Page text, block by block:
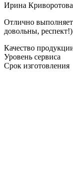
Ирина Криворотова
Отлично
довольны, респект!)
Качество
Уровень сервиса
Срок изготовления